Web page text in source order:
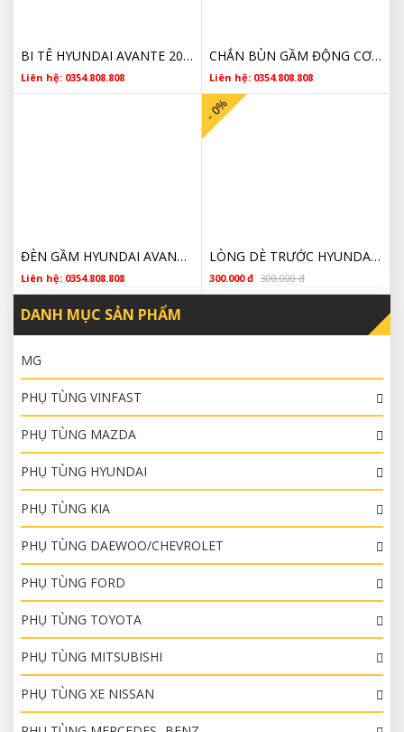
BI TÊ HYUNDAI AVANTE 2014 4142132000 CHÍNH HÃNG
Liên hệ: 0354.808.808
CHẮN BÙN GẦM ĐỘNG CƠ MIẾNG TO HYUNDAI AVANTE 2010 2011 2012 2013 2014 GIÁ TỐT
Liên hệ: 0354.808.808
ĐÈN GẦM HYUNDAI AVANTE 2010 2011 2012 2013 2014 2015 GIÁ RẺ
Liên hệ: 0354.808.808
LÒNG DÈ TRƯỚC HYUNDAI AVANT 2011 CHÍNH HÃNG 868122Q000
300.000 đ 300.000 đ
- 0%
DANH MỤC SẢN PHẨM
MG
PHỤ TÙNG VINFAST
PHỤ TÙNG MAZDA
PHỤ TÙNG HYUNDAI
PHỤ TÙNG KIA
PHỤ TÙNG DAEWOO/CHEVROLET
PHỤ TÙNG FORD
PHỤ TÙNG TOYOTA
PHỤ TÙNG MITSUBISHI
PHỤ TÙNG XE NISSAN